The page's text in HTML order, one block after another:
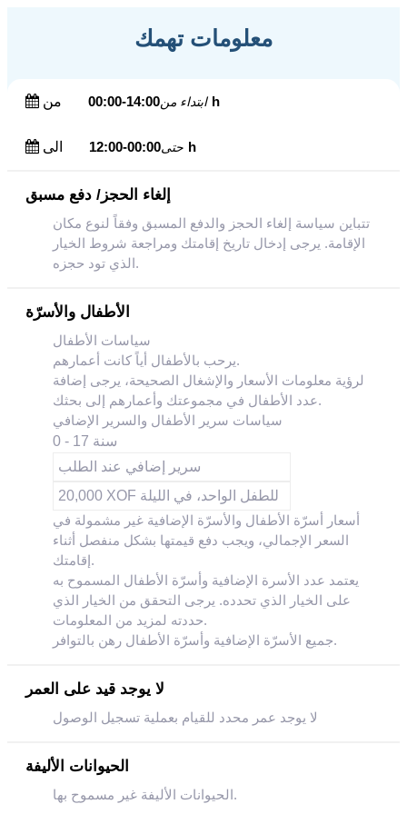
معلومات تهمك
من ابتداء من 14:00-00:00h
الى حتى 00:00-12:00h
إلغاء الحجز/ دفع مسبق
تتباين سياسة إلغاء الحجز والدفع المسبق وفقاً لنوع مكان
الإقامة. يرجى إدخال تاريخ إقامتك ومراجعة شروط الخيار
الذي تود حجزه.
الأطفال والأسرّة
سياسات الأطفال
يرحب بالأطفال أياً كانت أعمارهم.
لرؤية معلومات الأسعار والإشغال الصحيحة، يرجى إضافة
عدد الأطفال في مجموعتك وأعمارهم إلى بحثك.
سياسات سرير الأطفال والسرير الإضافي
0 - 17 سنة
سرير إضافي عند الطلب
20,000 XOF للطفل الواحد، في الليلة
أسعار أسرّة الأطفال والأسرّة الإضافية غير مشمولة في
السعر الإجمالي، ويجب دفع قيمتها بشكل منفصل أثناء
إقامتك.
يعتمد عدد الأسرة الإضافية وأسرّة الأطفال المسموح به
على الخيار الذي تحدده. يرجى التحقق من الخيار الذي
حددته لمزيد من المعلومات.
جميع الأسرّة الإضافية وأسرّة الأطفال رهن بالتوافر.
لا يوجد قيد على العمر
لا يوجد عمر محدد للقيام بعملية تسجيل الوصول
الحيوانات الأليفة
الحيوانات الأليفة غير مسموح بها.